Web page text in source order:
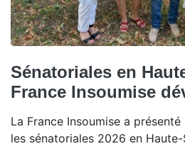
Sénatoriales en
France Insoumise
La France Insoumise a
les sénatoriales 2026 en Haute-